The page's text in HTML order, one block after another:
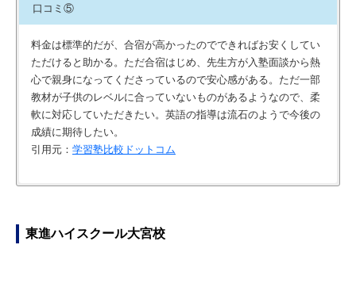
口コミ⑤
料金は標準的だが、合宿が高かったのでできればお安くしてい
ただけると助かる。ただ合宿はじめ、先生方が入塾面談から熱
心で親身になってくださっているので安心感がある。ただ一部
教材が子供のレベルに合っていないものがあるようなので、柔
軟に対応していただきたい。英語の指導は流石のようで今後の
成績に期待したい。
引用元： 学習塾比較ドットコム
になる金額もクオリティを考えれば納得できると思います。ま
た、高校生とは言え、娘で遅い時間まで授業を受ける訳ですか
ですが、この塾だけは見学時からやる気になり、通い始めてか
らもイヤなこともなく進んで向き合うようになりました。授業
で、進学について相談しやすい環境であるように思いました。
塾の周りの環境 駅から近いので行きやすい。 近くに繁華街が
ので好印象でした。 悪い点は、まだみえてないのでわかりませ
ん カリキュラム 合宿や道場があるから、集中してべヲや今日
東進ハイスクール大宮校